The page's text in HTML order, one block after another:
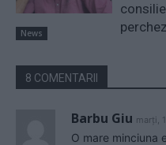
News
8 COMENTARII
Barbu Giu marți,
O mare minciuna